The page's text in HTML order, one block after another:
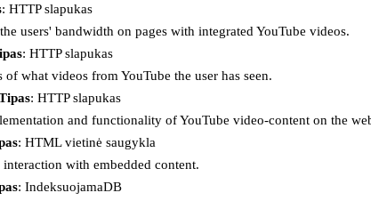
: HTTP slapukas
users' bandwidth on pages with integrated YouTube videos.
: HTTP slapukas
what videos from YouTube the user has seen.
: HTTP slapukas
and functionality of YouTube video-content on the
: HTML vietinė saugykla
interaction with embedded content.
: IndeksuojamaDB